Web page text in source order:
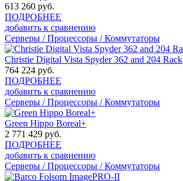
613 260 руб.
ПОДРОБНЕЕ
добавить к сравнению
Серверы / Процессоры / Коммутаторы
Christie Digital Vista Spyder 362 and 204 Rack
764 224 руб.
ПОДРОБНЕЕ
добавить к сравнению
Серверы / Процессоры / Коммутаторы
Green Hippo Boreal+
2 771 429 руб.
ПОДРОБНЕЕ
добавить к сравнению
Серверы / Процессоры / Коммутаторы